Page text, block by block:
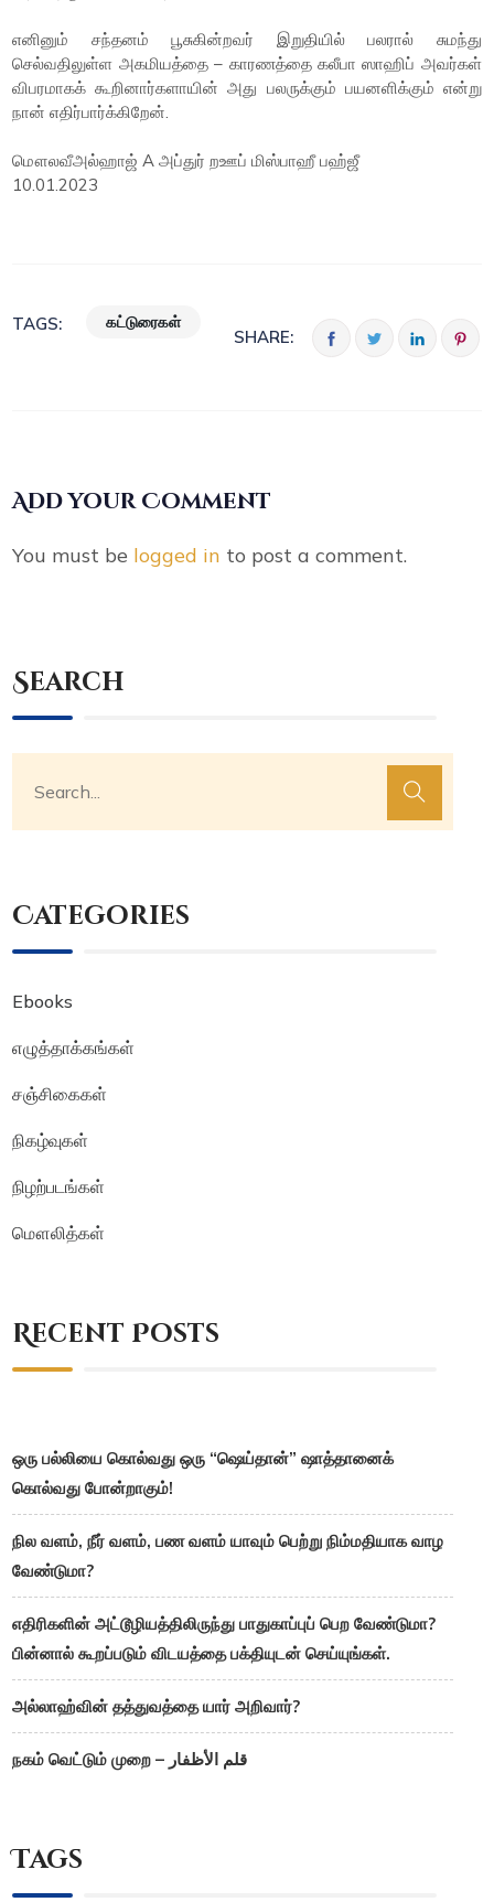
எனினும் சந்தனம் பூசுகின்றவர் இறுதியில் பலரால் சுமந்து
செல்வதிலுள்ள அகமியத்தை – காரணத்தை கலீபா ஸாஹிப் அவர்கள்
விபரமாகக் கூறினார்களாயின் அது பலருக்கும் பயனளிக்கும் என்று
நான் எதிர்பார்க்கிறேன்.
மௌலவீஅல்ஹாஜ் A அப்துர் றஊப் மிஸ்பாஹீ பஹ்ஜீ
10.01.2023
TAGS: கட்டுரைகள்
SHARE:
Add your Comment
You must be logged in to post a comment.
Search
Categories
Ebooks
எழுத்தாக்கங்கள்
சஞ்சிகைகள்
நிகழ்வுகள்
நிழற்படங்கள்
மௌலித்கள்
Recent Posts
ஒரு பல்லியை கொல்வது ஒரு “ஷெய்தான்” ஷாத்தானைக்
கொல்வது போன்றாகும்!
நில வளம், நீர் வளம், பண வளம் யாவும் பெற்று நிம்மதியாக வாழ
வேண்டுமா?
எதிரிகளின் அட்டூழியத்திலிருந்து பாதுகாப்புப் பெற வேண்டுமா?
பின்னால் கூறப்படும் விடயத்தை பக்தியுடன் செய்யுங்கள்.
அல்லாஹ்வின் தத்துவத்தை யார் அறிவார்?
நகம் வெட்டும் முறை – قلم الأظفار
Tags